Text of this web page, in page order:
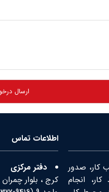
کار، صدور
انجام
اطلاعات تماس
دفتر مرکزی
کرج ، بلوار